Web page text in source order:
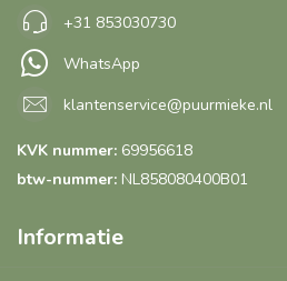
+31 853030730
WhatsApp
klantenservice@puurmieke.nl
KVK nummer: 69956618
btw-nummer: NL858080400B01
Informatie